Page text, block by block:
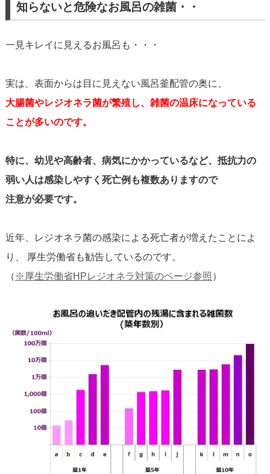
知らないと危険なお風呂の雑菌・・
一見キレイに見えるお風呂も・・・
実は、表面からは目に見えない風呂釜配管の奥に、
大腸菌やレジオネラ菌が繁殖し、雑菌の温床になっている
ことが多いのです。
特に、幼児や高齢者、病気にかかっているなど、抵抗力の
弱い人は感染しやすく 死亡例も複数ありますので
注意が必要です。
近年、レジオネラ菌の感染による死亡者が増えたことによ
り、 厚生労働省も勧告しているのです。
（ ※厚生労働省HPレジオネラ対策のページ参照 ）